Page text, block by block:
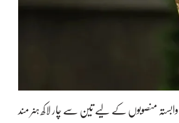
ڈیسک) پاکستان نے فیفا ورلڈ کپ 2034 سے وابستہ منصوبوں کے لیے تین سے چار لاکھ ہنر مند